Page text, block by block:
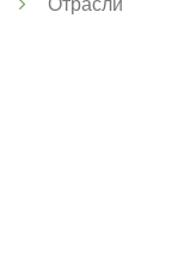
Отрасли